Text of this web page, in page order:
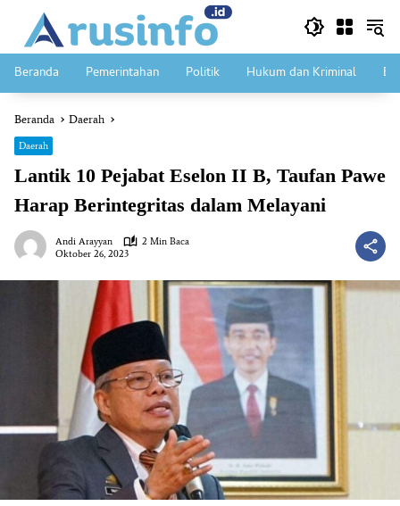
konten
Beranda Pemerintahan Politik Hukum dan Kriminal
Beranda Daerah
Daerah
Lantik 10 Pejabat Eselon II B, Taufan Pawe
Harap Berintegritas dalam Melayani
Andi Arayyan
2 Min Baca
Oktober 26, 2023